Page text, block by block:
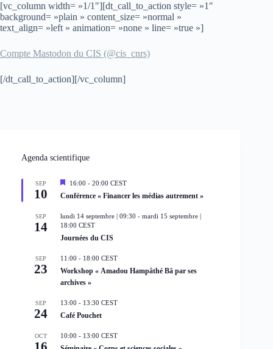
[vc_column width= »1/1″][dt_call_to_action style= »1″
background= »plain » content_size= »normal »
text_align= »left » animation= »none » line= »true »]
Compte Mastodon du CIS (@cis_cnrs)
[/dt_call_to_action][/vc_column]
Agenda scientifique
SEP
10
M
s
n
a
v
n
16:00 - 20:00 CEST
Conférence « Financer les médias autrement »
SEP
14
lundi 14 septembre | 09:30 - mardi 15 septembre |
18:00 CEST
Journées du CIS
SEP
23
11:00 - 18:00 CEST
Workshop « Amadou Hampâthé Bâ par ses
archives »
SEP
24
13:00 - 13:30 CEST
Café Pouchet
OCT 10:00 - 13:00 CEST